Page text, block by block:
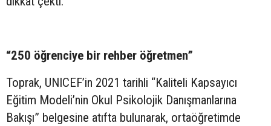
“250 öğrenciye bir rehber öğretmen”
Toprak, UNICEF’in 2021 tarihli “Kaliteli Kapsayıcı
Eğitim Modeli’nin Okul Psikolojik Danışmanlarına
Bakışı” belgesine atıfta bulunarak, ortaöğretimde